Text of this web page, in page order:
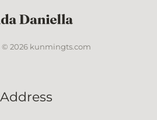
2026 kunmingts.com
Address